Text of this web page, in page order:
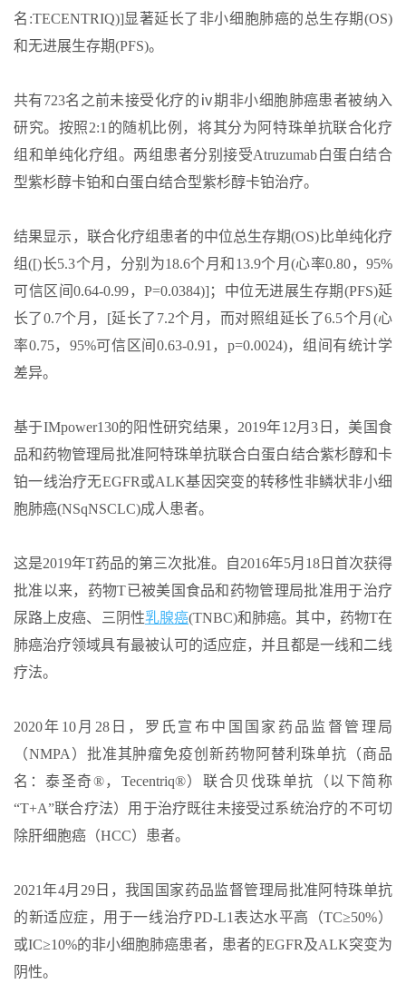
名:TECENTRIQ)]显著延长了非小细胞肺癌的总生存期(OS)
和无进展生存期(PFS)。
共有723名之前未接受化疗的ⅳ期非小细胞肺癌患者被纳入
研究。按照2:1的随机比例，将其分为阿特珠单抗联合化疗
组和单纯化疗组。两组患者分别接受Atruzumab白蛋白结合
型紫杉醇卡铂和白蛋白结合型紫杉醇卡铂治疗。
结果显示，联合化疗组患者的中位总生存期(OS)比单纯化疗
组([)长5.3个月，分别为18.6个月和13.9个月(心率0.80，95%
可信区间0.64-0.99，P=0.0384)]；中位无进展生存期(PFS)延
长了0.7个月，[延长了7.2个月，而对照组延长了6.5个月(心
率0.75，95%可信区间0.63-0.91，p=0.0024)，组间有统计学
差异。
基于IMpower130的阳性研究结果，2019年12月3日，美国食
品和药物管理局批准阿特珠单抗联合白蛋白结合紫杉醇和卡
铂一线治疗无EGFR或ALK基因突变的转移性非鳞状非小细
胞肺癌(NSqNSCLC)成人患者。
这是2019年T药品的第三次批准。自2016年5月18日首次获得
批准以来，药物T已被美国食品和药物管理局批准用于治疗
尿路上皮癌、三阴性乳腺癌(TNBC)和肺癌。其中，药物T在
肺癌治疗领域具有最被认可的适应症，并且都是一线和二线
疗法。
2020年10月28日，罗氏宣布中国国家药品监督管理局
（NMPA）批准其肿瘤免疫创新药物阿替利珠单抗（商品
名：泰圣奇®，Tecentriq®）联合贝伐珠单抗（以下简称
“T+A”联合疗法）用于治疗既往未接受过系统治疗的不可切
除肝细胞癌（HCC）患者。
2021年4月29日，我国国家药品监督管理局批准阿特珠单抗
的新适应症，用于一线治疗PD-L1表达水平高（TC≥50%）
或IC≥10%的非小细胞肺癌患者，患者的EGFR及ALK突变为
阴性。